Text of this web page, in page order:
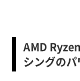
AMD
シングのパ